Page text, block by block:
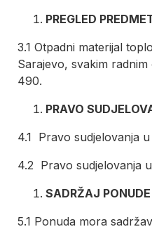
PREGLED
3.1 Otpadni materijal
Sarajevo, svakim
490.
PRAVO
4.1 Pravo sudjelovanja
4.2 Pravo sudjelovanja
SADRŽAJ PONUDE
5.1 Ponuda mora